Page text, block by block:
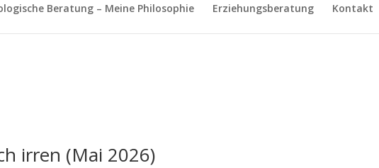
Beratung – Meine Philosophie Erziehungsberatung Kontakt
irren (Mai 2026)